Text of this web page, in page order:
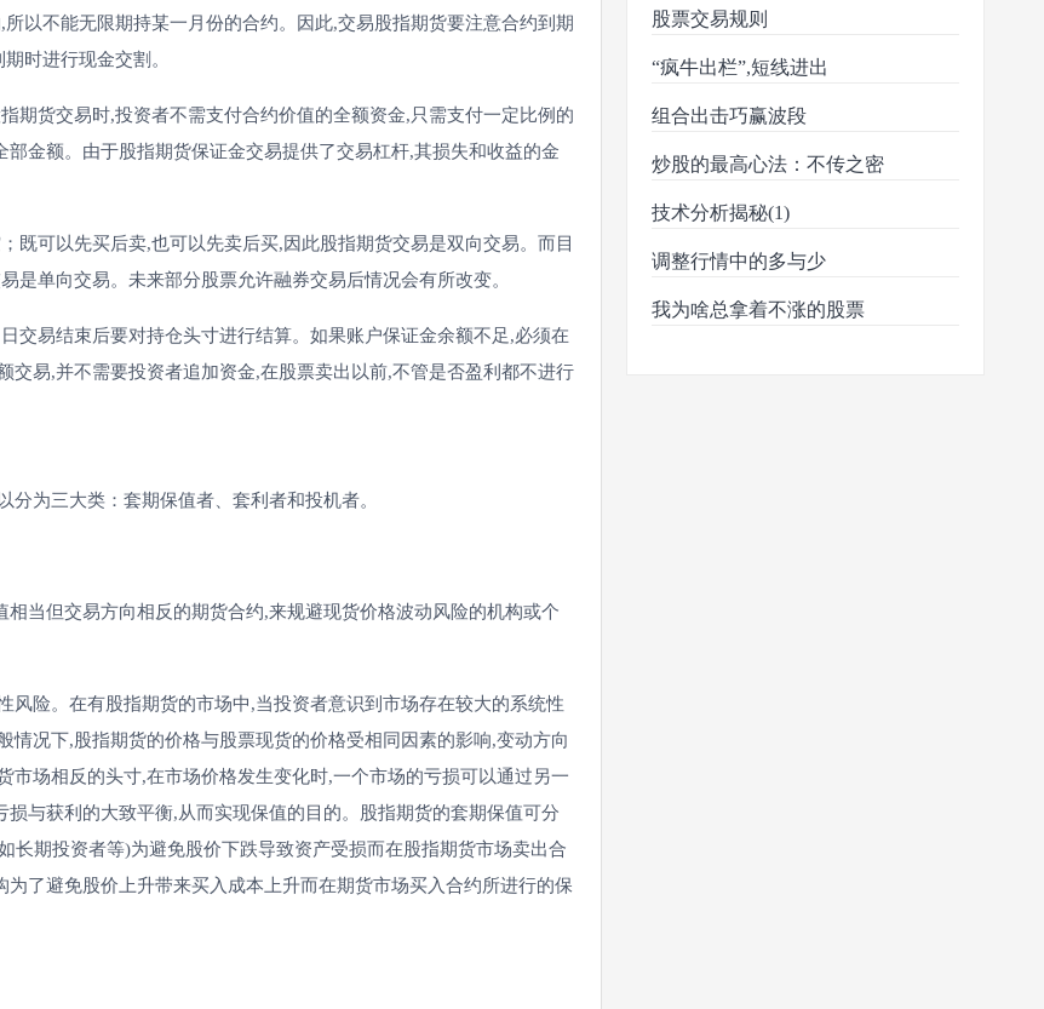
以不能无限期持某一月份的合约。因此,交易股指期货要注意合约到期
时进行现金交割。
货交易时,投资者不需支付合约价值的全额资金,只需支付一定比例的
金额。由于股指期货保证金交易提供了交易杠杆,其损失和收益的金
可以先买后卖,也可以先卖后买,因此股指期货交易是双向交易。而目
单向交易。未来部分股票允许融券交易后情况会有所改变。
易结束后要对持仓头寸进行结算。如果账户保证金余额不足,必须在
易,并不需要投资者追加资金,在股票卖出以前,不管是否盈利都不进行
为三大类：套期保值者、套利者和投机者。
但交易方向相反的期货合约,来规避现货价格波动风险的机构或个
险。在有股指期货的市场中,当投资者意识到市场存在较大的系统性
况下,股指期货的价格与股票现货的价格受相同因素的影响,变动方向
场相反的头寸,在市场价格发生变化时,一个市场的亏损可以通过另一
与获利的大致平衡,从而实现保值的目的。股指期货的套期保值可分
长期投资者等)为避免股价下跌导致资产受损而在股指期货市场卖出合
了避免股价上升带来买入成本上升而在期货市场买入合约所进行的保
股票交易规则
“疯牛出栏”,短线进出
组合出击巧赢波段
炒股的最高心法：不传之密
技术分析揭秘(1)
调整行情中的多与少
我为啥总拿着不涨的股票